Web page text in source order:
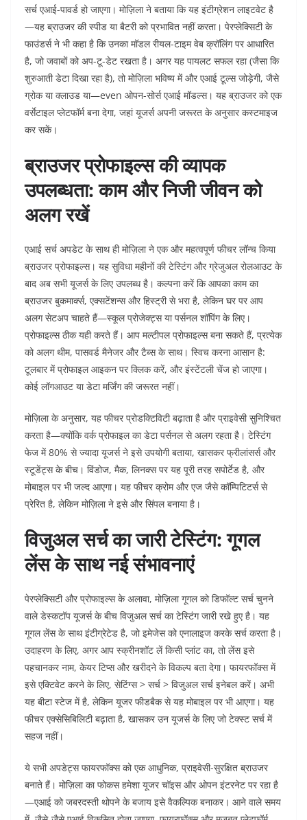
सर्च एआई-पावर्ड हो जाएगा। मोज़िला ने बताया कि यह इंटीग्रेशन लाइटवेट है
—यह ब्राउजर की स्पीड या बैटरी को प्रभावित नहीं करता। पेरप्लेक्सिटी के
फाउंडर्स ने भी कहा है कि उनका मॉडल रीयल-टाइम वेब क्रॉलिंग पर आधारित
है, जो जवाबों को अप-टू-डेट रखता है। अगर यह पायलट सफल रहा (जैसा कि
शुरुआती डेटा दिखा रहा है), तो मोज़िला भविष्य में और एआई टूल्स जोड़ेगी, जैसे
ग्रोक या क्लाउड या—even ओपन-सोर्स एआई मॉडल्स। यह ब्राउजर को एक
वर्सेटाइल प्लेटफॉर्म बना देगा, जहां यूजर्स अपनी जरूरत के अनुसार कस्टमाइज
कर सकें।
ब्राउजर प्रोफाइल्स की व्यापक
उपलब्धता: काम और निजी जीवन को
अलग रखें
एआई सर्च अपडेट के साथ ही मोज़िला ने एक और महत्वपूर्ण फीचर लॉन्च किया
ब्राउजर प्रोफाइल्स। यह सुविधा महीनों की टेस्टिंग और ग्रेजुअल रोलआउट के
बाद अब सभी यूजर्स के लिए उपलब्ध है। कल्पना करें कि आपका काम का
ब्राउजर बुकमार्क्स, एक्सटेंशन्स और हिस्ट्री से भरा है, लेकिन घर पर आप
अलग सेटअप चाहते हैं—स्कूल प्रोजेक्ट्स या पर्सनल शॉपिंग के लिए।
प्रोफाइल्स ठीक यही करते हैं। आप मल्टीपल प्रोफाइल्स बना सकते हैं, प्रत्येक
को अलग थीम, पासवर्ड मैनेजर और टैब्स के साथ। स्विच करना आसान है:
टूलबार में प्रोफाइल आइकन पर क्लिक करें, और इंस्टेंटली चेंज हो जाएगा।
कोई लॉगआउट या डेटा मर्जिंग की जरूरत नहीं।
मोज़िला के अनुसार, यह फीचर प्रोडक्टिविटी बढ़ाता है और प्राइवेसी सुनिश्चित
करता है—क्योंकि वर्क प्रोफाइल का डेटा पर्सनल से अलग रहता है। टेस्टिंग
फेज में 80% से ज्यादा यूजर्स ने इसे उपयोगी बताया, खासकर फ्रीलांसर्स और
स्टूडेंट्स के बीच। विंडोज, मैक, लिनक्स पर यह पूरी तरह सपोर्टेड है, और
मोबाइल पर भी जल्द आएगा। यह फीचर क्रोम और एज जैसे कॉम्पिटिटर्स से
प्रेरित है, लेकिन मोज़िला ने इसे और सिंपल बनाया है।
विजुअल सर्च का जारी टेस्टिंग: गूगल
लेंस के साथ नई संभावनाएं
पेरप्लेक्सिटी और प्रोफाइल्स के अलावा, मोज़िला गूगल को डिफॉल्ट सर्च चुनने
वाले डेस्कटॉप यूजर्स के बीच विजुअल सर्च का टेस्टिंग जारी रखे हुए है। यह
गूगल लेंस के साथ इंटीग्रेटेड है, जो इमेजेस को एनालाइज करके सर्च करता है।
उदाहरण के लिए, अगर आप स्क्रीनशॉट लें किसी प्लांट का, तो लेंस इसे
पहचानकर नाम, केयर टिप्स और खरीदने के विकल्प बता देगा। फायरफॉक्स में
इसे एक्टिवेट करने के लिए, सेटिंग्स > सर्च > विजुअल सर्च इनेबल करें। अभी
यह बीटा स्टेज में है, लेकिन यूजर फीडबैक से यह मोबाइल पर भी आएगा। यह
फीचर एक्सेसिबिलिटी बढ़ाता है, खासकर उन यूजर्स के लिए जो टेक्स्ट सर्च में
सहज नहीं।
ये सभी अपडेट्स फायरफॉक्स को एक आधुनिक, प्राइवेसी-सुरक्षित ब्राउजर
बनाते हैं। मोज़िला का फोकस हमेशा यूजर चॉइस और ओपन इंटरनेट पर रहा है
—एआई को जबरदस्ती थोपने के बजाय इसे वैकल्पिक बनाकर। आने वाले समय